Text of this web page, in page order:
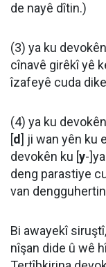
de nayê dîtin.)
(3) ya ku
cînavê girêkî yê
îzafeyê cuda
(4) ya ku
[d] ji wan yên ku
devokên ku [y-
deng parastiye
van
Bi awayekî
nîşan dide û wê